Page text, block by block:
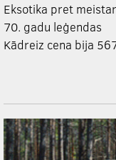
Eksotika pret
70. gadu leģendas
Kādreiz cena bija